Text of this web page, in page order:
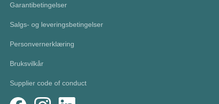
Garantibetingelser
Salgs- og leveringsbetingelser
Personvernerklæring
Bruksvilkår
Supplier code of conduct